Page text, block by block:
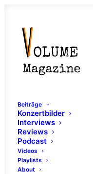
Beiträge
Konzertbilder
Interviews
Reviews
Podcast
Videos
Playlists
About